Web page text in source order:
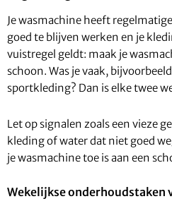
Je wasmachine heeft
goed te blijven werken en je
vuistregel geldt: maak je
schoon. Was je vaak,
sportkleding? Dan is elke twee
Let op signalen zoals een vieze
kleding of water dat niet goed
je wasmachine toe is aan een
Wekelijkse onderhoudstaken